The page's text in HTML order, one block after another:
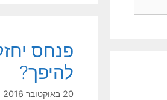
פנחס
להיפך?
20 באוקטובר 2016